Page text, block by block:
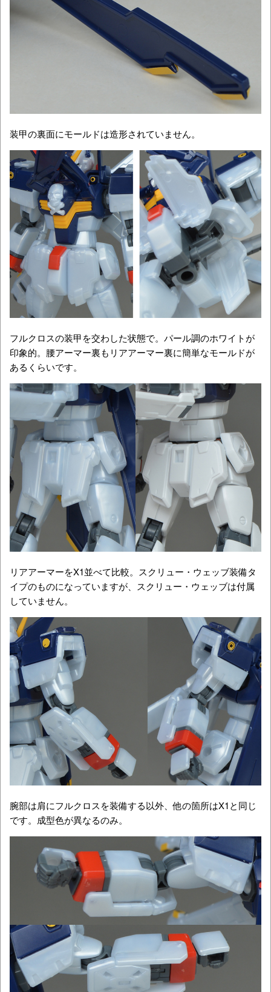
装甲の裏面にモールドは造形されていません。
フルクロスの装甲を交わした状態で。パール調のホワイトが
印象的。腰アーマー裏もリアアーマー裏に簡単なモールドが
あるくらいです。
リアアーマーをX1並べて比較。スクリュー・ウェッブ装備タ
イプのものになっていますが、スクリュー・ウェッブは付属
していません。
腕部は肩にフルクロスを装備する以外、他の箇所はX1と同じ
です。成型色が異なるのみ。